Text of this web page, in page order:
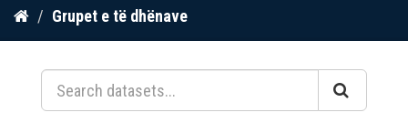
Kalo
përmbajtja
Grupet e të dhënave